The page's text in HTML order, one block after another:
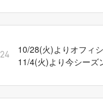
10/28(火)よりオフィ
11/4(火)より今シーズ